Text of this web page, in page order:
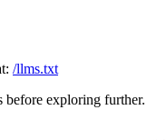
/llms.txt
before exploring further.